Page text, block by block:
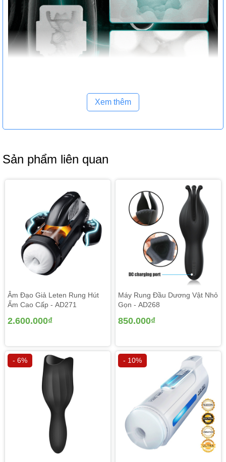
Xem thêm
Sản phẩm liên quan
Âm Đạo Giả Leten Rung Hút
Ấm Cao Cấp - AD271
2.600.000₫
Máy Rung Đầu Dương Vật Nhỏ
Gọn - AD268
850.000₫
- 6% - 10%